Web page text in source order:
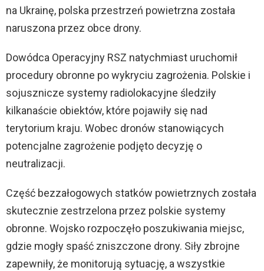
na Ukrainę, polska przestrzeń powietrzna została
naruszona przez obce drony.
Dowódca Operacyjny RSZ natychmiast uruchomił
procedury obronne po wykryciu zagrożenia. Polskie i
sojusznicze systemy radiolokacyjne śledziły
kilkanaście obiektów, które pojawiły się nad
terytorium kraju. Wobec dronów stanowiących
potencjalne zagrożenie podjęto decyzję o
neutralizacji.
Część bezzałogowych statków powietrznych została
skutecznie zestrzelona przez polskie systemy
obronne. Wojsko rozpoczęło poszukiwania miejsc,
gdzie mogły spaść zniszczone drony. Siły zbrojne
zapewniły, że monitorują sytuację, a wszystkie